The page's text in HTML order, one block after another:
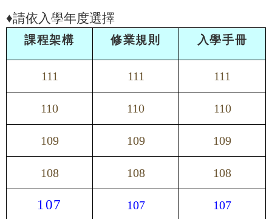
♦請依入學年度選擇
課程架構 修業規則 入學手冊
111 111 111
110 110 110
109 109 109
108 108 108
107 107 107